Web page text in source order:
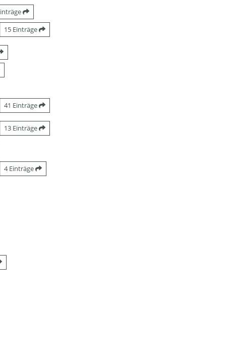
15 Einträge
41 Einträge
13 Einträge
4 Einträge